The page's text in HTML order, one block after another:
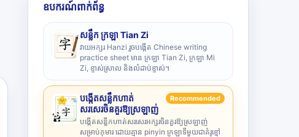
ឧបករណ៍ពាក់ព័ន្ធ
សន្លឹក ក្រឡា Tian Zi
វាយអក្សរ Hanzi រួចបង្កើត Chinese writing
practice sheet មាន ក្រឡា Tian Zi, ក្រឡា Mi
Zi, ខ្ទាស់ស្រាល និងលំដាប់ខ្ទាស់។
បង្កើតសន្លឹកហាត់
សរសេរចិនគួរឱ្យស្រឡាញ់
Recommended
បង្កើតសន្លឹកហាត់សរសេរអក្សរចិនគួរឱ្យស្រឡាញ់
សម្រាប់កុមារ ដោយគ្មាន pinyin ក្រឡាទីមួយជាគំរូខ្មៅ